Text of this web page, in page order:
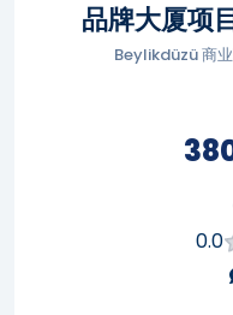
品牌大厦
Beylikdüzü 商
0.0